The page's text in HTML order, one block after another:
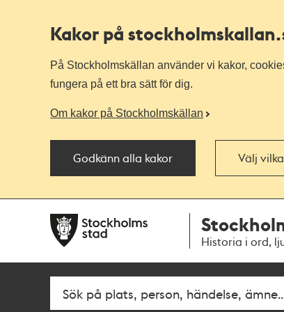
Kakor på stockholmskallan
På Stockholmskällan använder vi kakor,
fungera på ett bra sätt för dig.
Om kakor på Stockholmskällan
Godkänn alla kakor Välj
navigationen
huvudinnehållet
Historia i ord,
Fritextsök